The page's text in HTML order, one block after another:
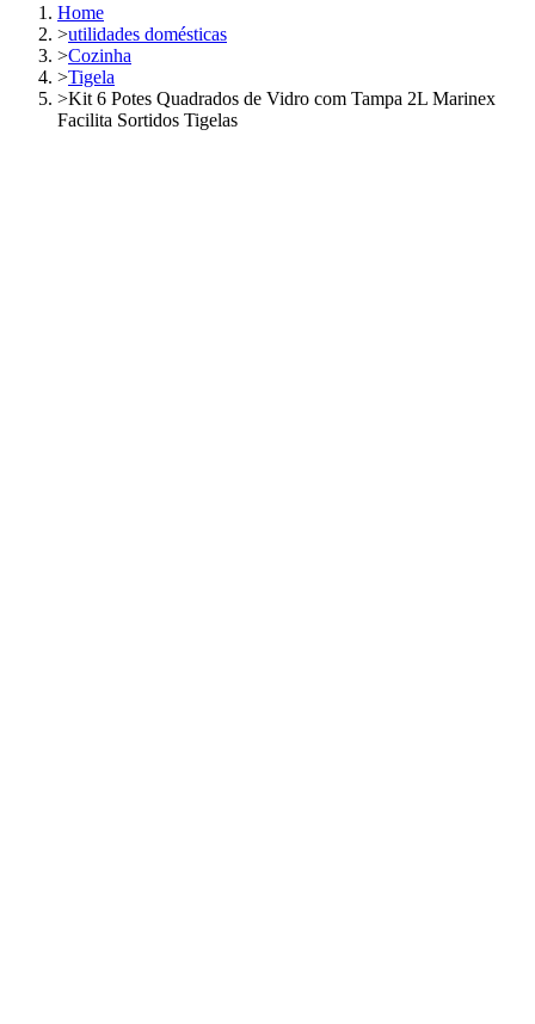
Home
>utilidades domésticas
>Cozinha
>Tigela
>Kit 6 Potes Quadrados de Vidro com Tampa 2L Marinex
Facilita Sortidos Tigelas